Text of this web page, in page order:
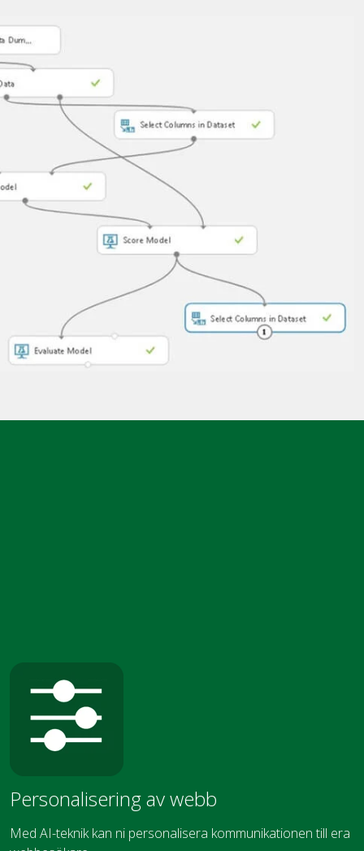
Personalisering av webb
Med AI-teknik kan ni personalisera kommunikationen till era